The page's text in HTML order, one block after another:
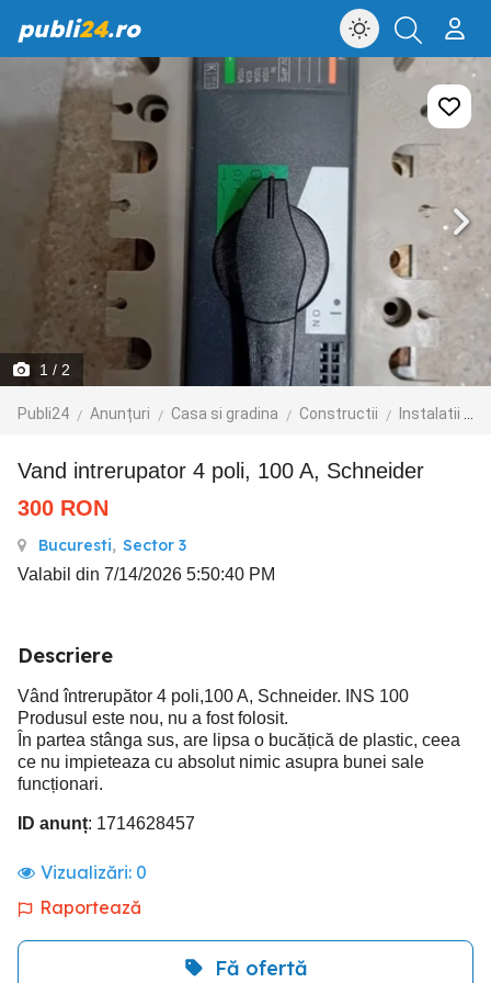
publi24.ro
1 / 2
Publi24 Anunțuri Casa si gradina Constructii Instalatii electrice
Vand intrerupator 4 poli, 100 A, Schneider
300 RON
Bucuresti, Sector 3
Valabil din 7/14/2026 5:50:40 PM
Descriere
Vând întrerupător 4 poli,100 A, Schneider. INS 100
Produsul este nou, nu a fost folosit.
În partea stânga sus, are lipsa o bucățică de plastic, ceea
ce nu impieteaza cu absolut nimic asupra bunei sale
funcționari.
ID anunț: 1714628457
Vizualizări: 0
Raportează
Fă ofertă